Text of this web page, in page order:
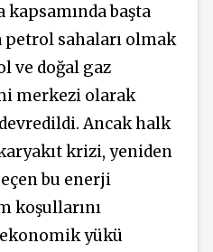
kapsamında başta
petrol sahaları olmak
ve doğal gaz
merkezi olarak
Ancak halk
krizi, yeniden
bu enerji
koşullarını
yükü